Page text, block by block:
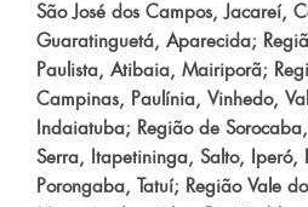
São José dos Campos, Jacareí,
Guaratinguetá, Aparecida;
Paulista, Atibaia, Mairiporã;
Campinas, Paulínia, Vinhedo,
Indaiatuba; Região de
Serra, Itapetininga, Salto, Iperó,
Porongaba, Tatuí; Região Vale